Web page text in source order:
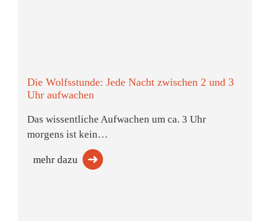
Die Wolfsstunde: Jede Nacht zwischen 2 und 3
Uhr aufwachen
Das wissentliche Aufwachen um ca. 3 Uhr
morgens ist kein…
mehr dazu